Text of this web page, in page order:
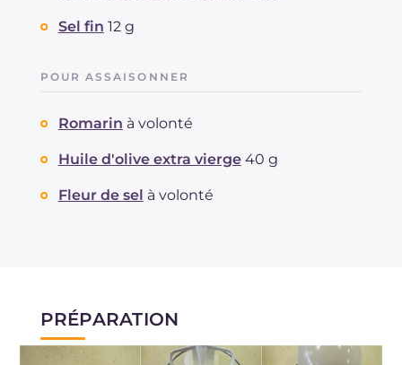
Sel fin 12 g
POUR ASSAISONNER
Romarin à volonté
Huile d'olive extra vierge 40 g
Fleur de sel à volonté
PRÉPARATION